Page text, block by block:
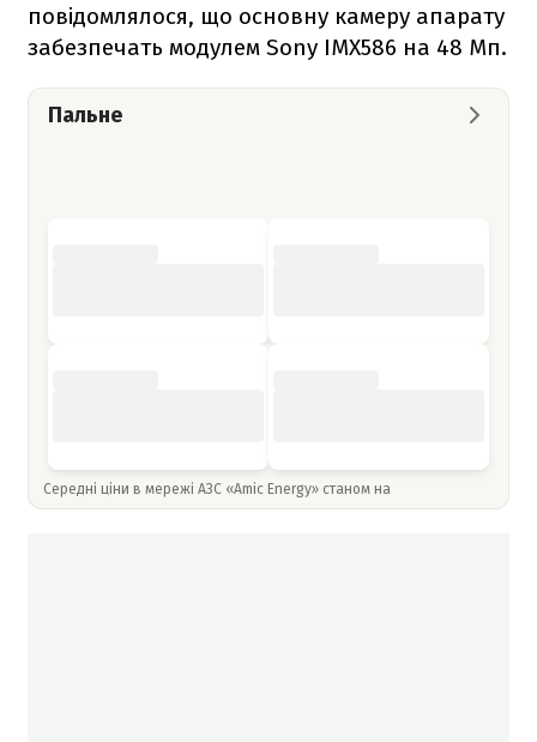
повідомлялося, що основну камеру апарату
забезпечать модулем Sony IMX586 на 48 Мп.
Пальне
Середні ціни в мережі АЗС «Amic Energy» станом на